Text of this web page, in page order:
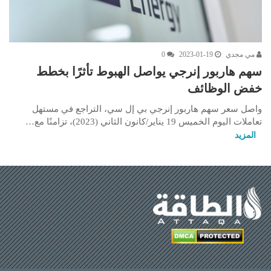
مي مجدي 2023-01-19
0
سهم هاربور إنرجي يواصل الهبوط تأثرًا بخطط
خفض الوظائف
واصل سعر سهم هاربور إنرجي بي إل سي، التراجع في مستهل
تعاملات اليوم الخميس 19 يناير/كانون الثاني (2023)، تزامنًا مع…
المزيد